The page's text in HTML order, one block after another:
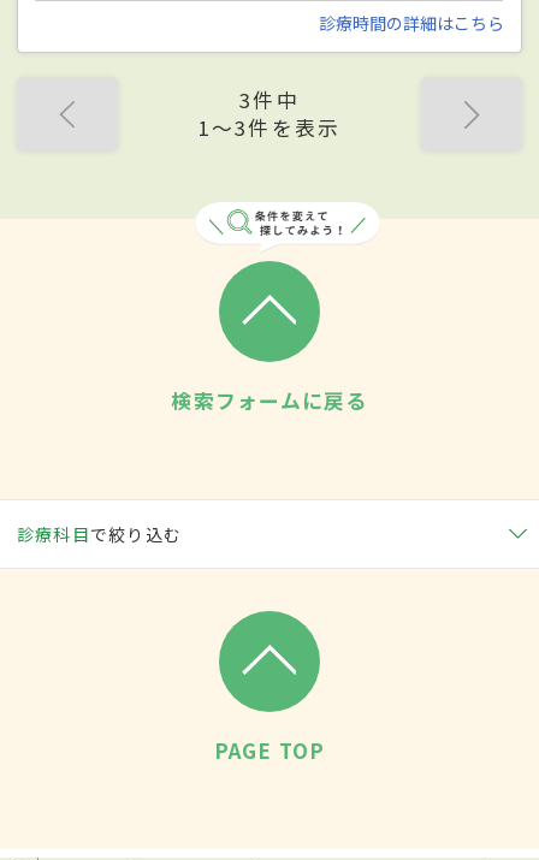
診療時間の詳細はこちら
3件中
1〜3件を表示
検索フォームに戻る
診療科目で絞り込む
PAGE TOP